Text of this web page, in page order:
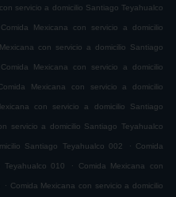
servicio a domicilio Santiago Teyahualco
Comida Mexicana con servicio a domicilio
con servicio a domicilio Santiago
Comida Mexicana con servicio a domicilio
Mexicana con servicio a domicilio
con servicio a domicilio Santiago
servicio a domicilio Santiago Teyahualco
Santiago Teyahualco 002 . Comida
010 . Comida Mexicana con
. Comida Mexicana con servicio a domicilio